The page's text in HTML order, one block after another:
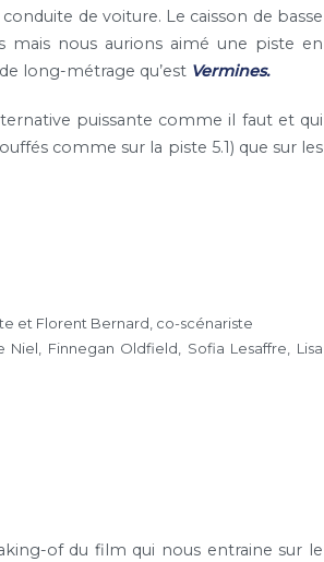
de voiture. Le caisson de basse
mais nous aurions aimé une piste en
long-métrage qu’est Vermines.
puissante comme il faut et qui
comme sur la piste 5.1) que sur les
et Florent Bernard, co-scénariste
Finnegan Oldfield, Sofia Lesaffre, Lisa
of du film qui nous entraine sur le